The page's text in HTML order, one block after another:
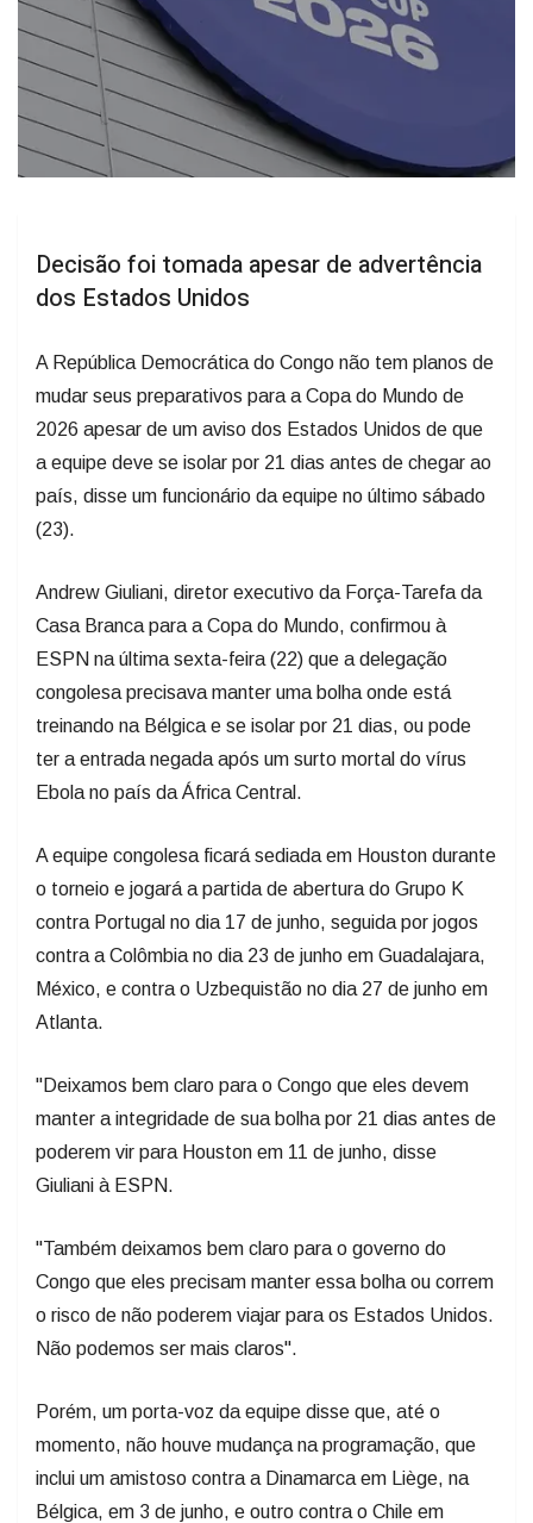
Decisão foi tomada apesar de advertência
dos Estados Unidos
A República Democrática do Congo não tem planos de
mudar seus preparativos para a Copa do Mundo de
2026 apesar de um aviso dos Estados Unidos de que
a equipe deve se isolar por 21 dias antes de chegar ao
país, disse um funcionário da equipe no último sábado
(23).
Andrew Giuliani, diretor executivo da Força-Tarefa da
Casa Branca para a Copa do Mundo, confirmou à
ESPN na última sexta-feira (22) que a delegação
congolesa precisava manter uma bolha onde está
treinando na Bélgica e se isolar por 21 dias, ou pode
ter a entrada negada após um surto mortal do vírus
Ebola no país da África Central.
A equipe congolesa ficará sediada em Houston durante
o torneio e jogará a partida de abertura do Grupo K
contra Portugal no dia 17 de junho, seguida por jogos
contra a Colômbia no dia 23 de junho em Guadalajara,
México, e contra o Uzbequistão no dia 27 de junho em
Atlanta.
"Deixamos bem claro para o Congo que eles devem
manter a integridade de sua bolha por 21 dias antes de
poderem vir para Houston em 11 de junho, disse
Giuliani à ESPN.
"Também deixamos bem claro para o governo do
Congo que eles precisam manter essa bolha ou correm
o risco de não poderem viajar para os Estados Unidos.
Não podemos ser mais claros".
Porém, um porta-voz da equipe disse que, até o
momento, não houve mudança na programação, que
inclui um amistoso contra a Dinamarca em Liège, na
Bélgica, em 3 de junho, e outro contra o Chile em